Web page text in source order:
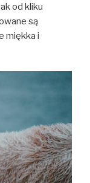
od kliku
są
miękka i